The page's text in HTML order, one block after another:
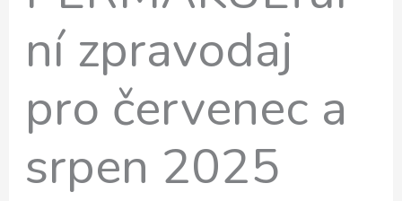
ní zpravodaj
pro červenec a
srpen 2025